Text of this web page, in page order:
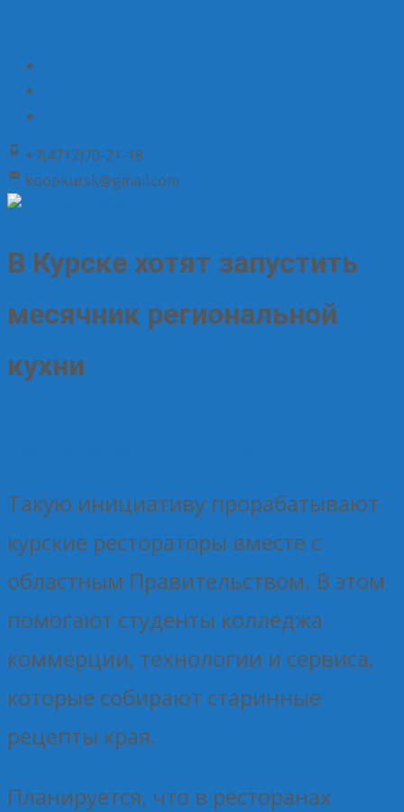
+7(4712)70-21-18
koopkursk@gmail.com
В Курске хотят запустить
месячник региональной
кухни
Такую инициативу прорабатывают
курские рестораторы вместе с
областным Правительством. В этом
помогают студенты колледжа
коммерции, технологии и сервиса,
которые собирают старинные
рецепты края.
Планируется, что в ресторанах